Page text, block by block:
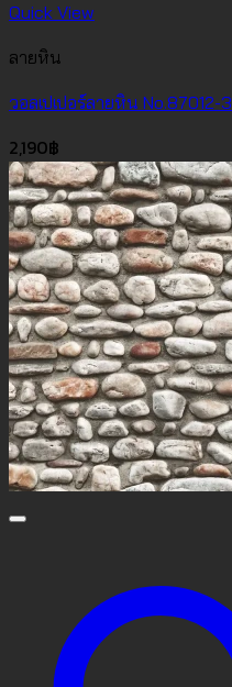
Quick View
ลายหิน
วอลเปเปอร์ลายหิน No.87012-3
2,190฿